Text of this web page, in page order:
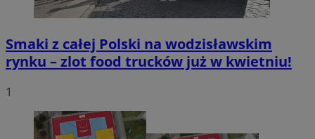
Smaki z całej Polski na wodzisławskim
rynku – zlot food trucków już w kwietniu!
1